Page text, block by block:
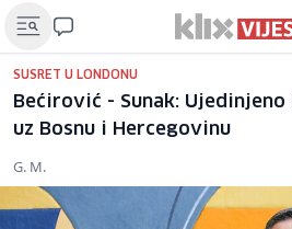
SUSRET U LONDONU
Bećirović - Sunak:
uz Bosnu i Hercegovinu
G. M.